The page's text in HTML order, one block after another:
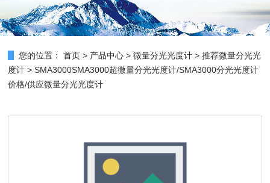
您的位置： 首页 > 产品中心 >微量分光光度计 >推荐微量分光光
度计 > SMA3000SMA3000超微量分光光度计/SMA3000分光光度计
价格/供应微量分光光度计